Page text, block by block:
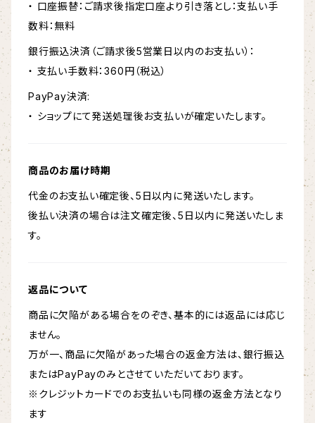
・ 口座振替：ご請求後指定口座より引き落とし：支払い手
数料：無料
銀行振込決済（ご請求後5営業日以内のお支払い）：
・ 支払い手数料：360円（税込）
PayPay決済:
・ ショップにて発送処理後お支払いが確定いたします。
商品のお届け時期
代金のお支払い確定後、5日以内に発送いたします。
後払い決済の場合は注文確定後、5日以内に発送いたしま
す。
返品について
商品に欠陥がある場合をのぞき、基本的には返品には応じ
ません。
万が一、商品に欠陥があった場合の返金方法は、銀行振込
またはPayPayのみとさせていただいております。
※クレジットカードでのお支払いも同様の返金方法となり
ます